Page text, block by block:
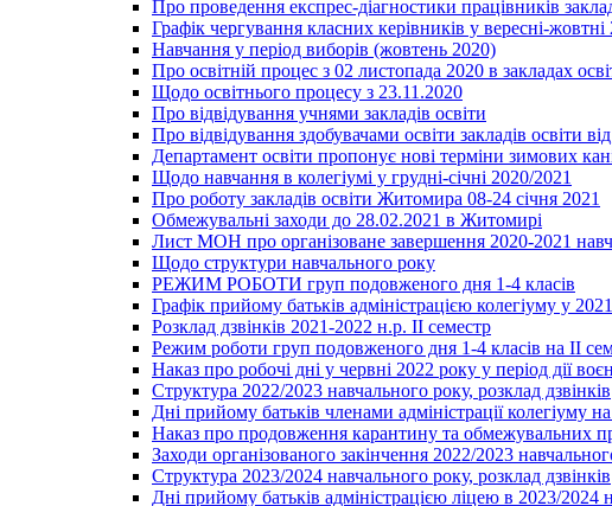
Про проведення експрес-діагностики працівників
Графік чергування класних керівників у вересні-жовтні
Навчання у період виборів (жовтень 2020)
Про освітній процес з 02 листопада 2020 в закладах
Щодо освітнього процесу з 23.11.2020
Про відвідування учнями закладів освіти
Про відвідування здобувачами освіти закладів освіти
Департамент освіти пропонує нові терміни зимових
Щодо навчання в колегіумі у грудні-січні 2020/2021
Про роботу закладів освіти Житомира 08-24 січня 2021
Обмежувальні заходи до 28.02.2021 в Житомирі
Лист МОН про організоване завершення 2020-2021
Щодо структури навчального року
РЕЖИМ РОБОТИ груп подовженого дня 1-4 класів
Графік прийому батьків адміністрацією колегіуму у
Розклад дзвінків 2021-2022 н.р. ІІ семестр
Режим роботи груп подовженого дня 1-4 класів на ІІ
Наказ про робочі дні у червні 2022 року у період дії
Структура 2022/2023 навчального року, розклад дзвінків
Дні прийому батьків членами адміністрації колегіуму
Наказ про продовження карантину та обмежувальних
Заходи організованого закінчення 2022/2023
Структура 2023/2024 навчального року, розклад дзвінків
Дні прийому батьків адміністрацією ліцею в 2023/2024